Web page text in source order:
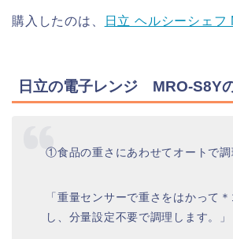
購入したのは、 日立 ヘルシーシェフ
日立の電子レンジ MRO-S8Y
①食品の重さにあわせてオートで調
「重量センサーで重さをはかって
し、分量設定不要で調理します。」